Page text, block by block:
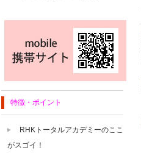
特徴・ポイント
RHKトータルアカデミーのここ
がスゴイ！